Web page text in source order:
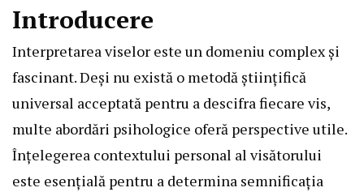
Introducere
Interpretarea viselor este un domeniu complex și
fascinant. Deși nu există o metodă științifică
universal acceptată pentru a descifra fiecare vis,
multe abordări psihologice oferă perspective utile.
Înțelegerea contextului personal al visătorului
este esențială pentru a determina semnificația